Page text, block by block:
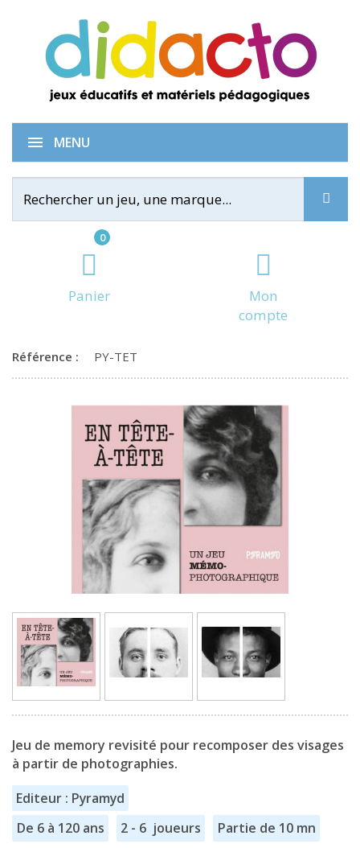
0
Panier
Mon
compte
MENU
En tête-à-tête
Référence : PY-TET
Jeu de memory revisité pour recomposer des visages
à partir de photographies.
Editeur : Pyramyd
De 6 à 120 ans
2 - 6 joueurs Partie de 10 mn